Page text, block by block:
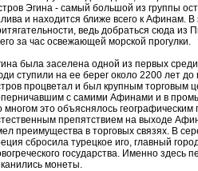
Эгина - самый большой из группы
и находится ближе всего к Афинам. В
ведь добраться сюда из
за час освежающей морской прогулки.
была заселена одной из первых среди
ступили на ее берег около 2200 лет
процветал и был крупным торговым
с самими Афинами и в
многом это объяснялось
препятствием на выходе
преимущества в торговых связях. В
сбросила турецкое иго, главный
государства. Именно здесь
монеты.